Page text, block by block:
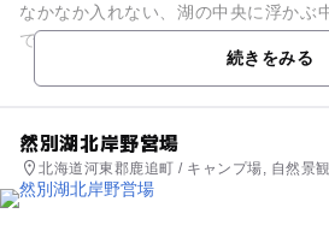
なかなか入れない、湖の中央に浮かぶ
できます。エゾシカにエサをあげるこ
好きなお子様にはぴったりで...続きをみる
然別湖北岸野営場
北海道河東郡鹿追町 / キャンプ場, 自然景観